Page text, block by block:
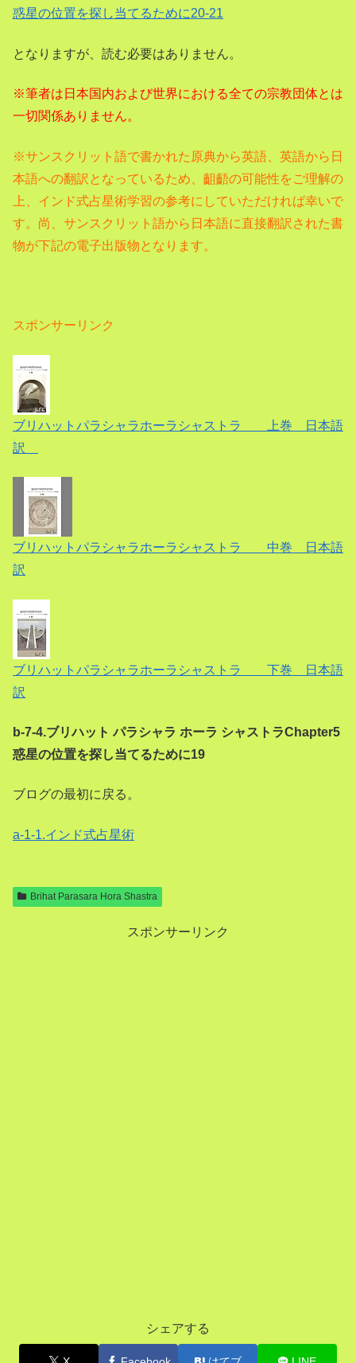
惑星の位置を探し当てるために20-21
となりますが、読む必要はありません。
※筆者は日本国内および世界における全ての宗教団体とは
一切関係ありません。
※サンスクリット語で書かれた原典から英語、 英語から日
本語への翻訳となっているため、齟齬の可能性をご理解の
上、インド式占星術学習の参考にしていただければ幸いで
す。尚、サンスクリット語から日本語に直接翻訳された書
物が下記の電子出版物となります。
スポンサーリンク
ブリハットパラシャラホーラシャストラ 上巻 日本語
訳
ブリハットパラシャラホーラシャストラ 中巻 日本語
訳
ブリハットパラシャラホーラシャストラ 下巻 日本語
訳
b-7-4.ブリハット パラシャラ ホーラ シャストラChapter5
惑星の位置を探し当てるために19
ブログの最初に戻る。
a-1-1.インド式占星術
Brihat Parasara Hora Shastra
スポンサーリンク
シェアする